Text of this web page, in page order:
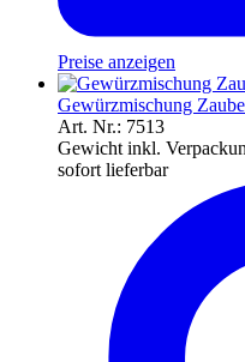
Preise anzeigen
Gewürzmischung
Art. Nr.: 7513
Gewicht inkl.
sofort lieferbar